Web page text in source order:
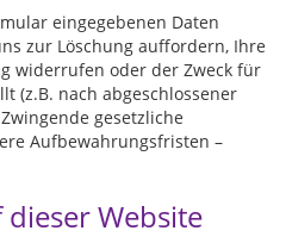
eingegebenen Daten
zur Löschung auffordern, Ihre
widerrufen oder der Zweck für
(z.B. nach abgeschlossener
gesetzliche
Aufbewahrungsfristen –
Website